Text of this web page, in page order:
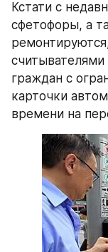
Кстати с
сфетофоры, а
граждан с
карточки
времени на